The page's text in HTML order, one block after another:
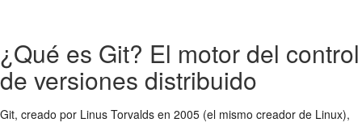
¿Qué es Git? El motor del control
de versiones distribuido
Git, creado por Linus Torvalds en 2005 (el mismo creador de Linux),